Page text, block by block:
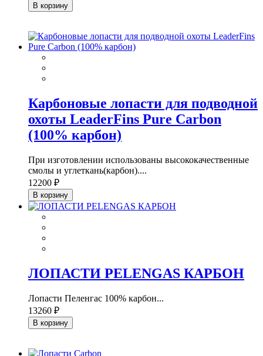
В корзину
Карбоновые лопасти для подводной
охоты LeaderFins Pure Carbon
(100% карбон)
При изготовлении использованы высококачественные
смолы и углеткань(карбон)....
12200 ₽
В корзину
ЛОПАСТИ PELENGAS КАРБОН
Лопасти Пеленгас 100% карбон...
13260 ₽
В корзину